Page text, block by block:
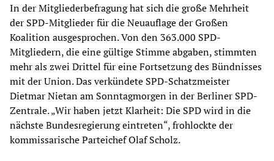
In der Mitgliederbefragung hat sich die große Mehrheit
der SPD-Mitglieder für die Neuauflage der Großen
Koalition ausgesprochen. Von den 363.000 SPD-
Mitgliedern, die eine gültige Stimme abgaben, stimmten
mehr als zwei Drittel für eine Fortsetzung des Bündnisses
mit der Union. Das verkündete SPD-Schatzmeister
Dietmar Nietan am Sonntagmorgen in der Berliner SPD-
Zentrale. „Wir haben jetzt Klarheit: Die SPD wird in die
nächste Bundesregierung eintreten“, frohlockte der
kommissarische Parteichef Olaf Scholz.